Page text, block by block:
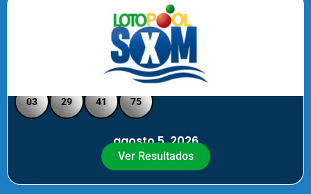
Loto Pool SXM Noche
03 29 41 75
agosto 5, 2026
Ver Resultados